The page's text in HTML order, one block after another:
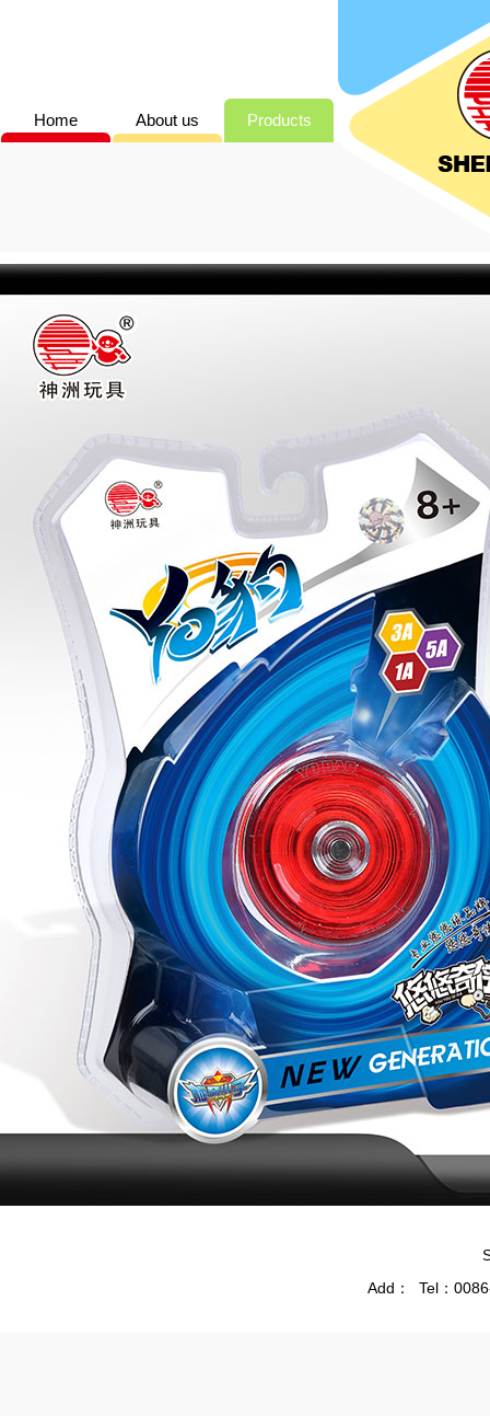
Home About us Products
Add： Tel：